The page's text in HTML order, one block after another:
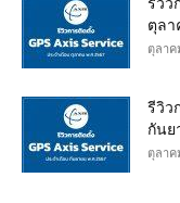
ตุลา
ตุลาค
รีวิว
กันย
ตุลาค